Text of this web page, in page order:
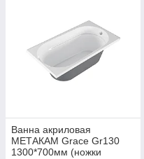
Ванна акриловая
МЕТАКАМ Grace Gr130
1300*700мм (ножки